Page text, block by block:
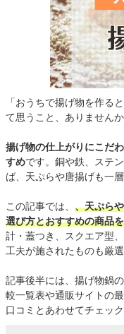
「おうちで揚げ物を作る
て思うこと、ありませんか
揚げ物の仕上がりにこだ
すめです。銅や鉄、ステ
ば、天ぷらや唐揚げも一
この記事では、 、天ぷら
選び方とおすすめの商品
計・蓋つき、スクエア型
工夫が施されたものも厳選
記事後半には、揚げ物鍋
較一覧表や通販サイトの
口コミとあわせてチェッ